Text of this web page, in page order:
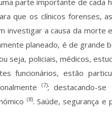
parte importante de cada
que os clínicos forenses,
investigar a causa da morte
planeado, é de grande
seja, policiais, médicos,
funcionários, estão
(7); destacando-se
(8). Saúde, segurança e